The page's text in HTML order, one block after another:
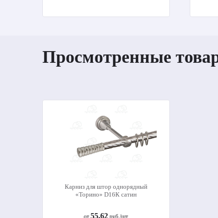
Просмотренные
Карниз для штор однорядный
«Торино» D16К сатин
55.62